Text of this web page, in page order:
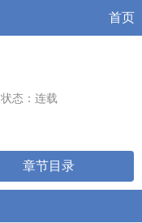
首页
状态：连载
章节目录